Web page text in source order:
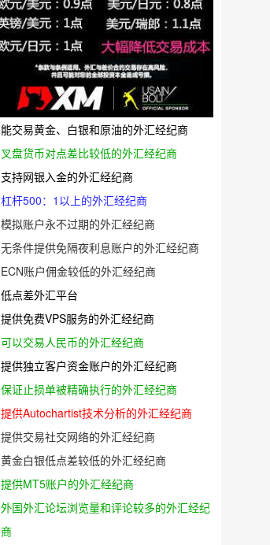
能交易黄金、白银和原油的外汇经纪商
叉盘货币对点差比较低的外汇经纪商
支持网银入金的外汇经纪商
杠杆500：1以上的外汇经纪商
模拟账户永不过期的外汇经纪商
无条件提供免隔夜利息账户的外汇经纪商
ECN账户佣金较低的外汇经纪商
低点差外汇平台
提供免费VPS服务的外汇经纪商
可以交易人民币的外汇经纪商
提供独立客户资金账户的外汇经纪商
保证止损单被精确执行的外汇经纪商
提供Autochartist技术分析的外汇经纪商
提供交易社交网络的外汇经纪商
黄金白银低点差较低的外汇经纪商
提供MT5账户的外汇经纪商
外国外汇论坛浏览量和评论较多的外汇经纪
商